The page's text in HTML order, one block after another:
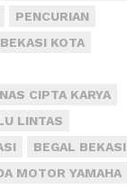
PENCURIAN
KOTA
CIPTA KARYA
LINTAS
BEGAL BEKASI
MOTOR YAMAHA